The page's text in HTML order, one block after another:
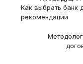
more
articles
Как выбрать банк
рекомендации